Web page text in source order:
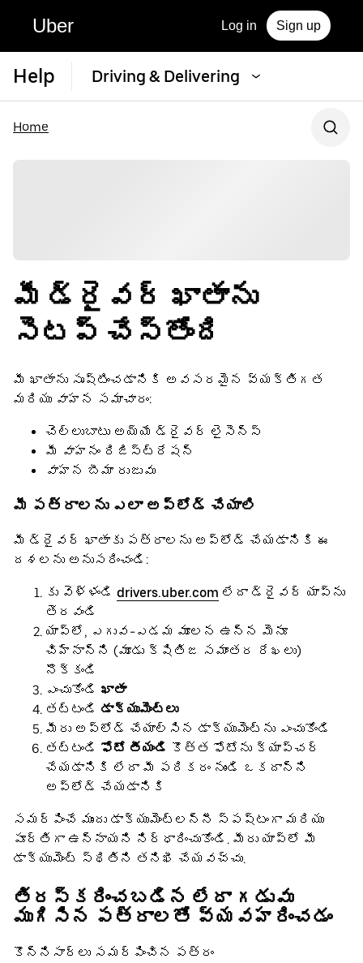
Uber Log in Sign up
Help Driving & Delivering
Home
మీ డ్రైవర్ ఖాతాను
సెటప్ చేస్తోంది
మీ ఖాతాను సృష్టించడానికి అవసరమైన వ్యక్తిగత
మరియు వాహన సమాచారం:
చెల్లుబాటు అయ్యే డ్రైవర్ లైసెన్స్
మీ వాహనం రిజిస్ట్రేషన్
వాహన బీమా రుజువు
మీ పత్రాలను ఎలా అప్‌లోడ్ చేయాలి
మీ డ్రైవర్ ఖాతాకు పత్రాలను అప్‌లోడ్ చేయడానికి ఈ
దశలను అనుసరించండి:
కు వెళ్ళండి drivers.uber.com లేదా డ్రైవర్ యాప్‌ను
తెరవండి
యాప్‌లో, ఎగువ-ఎడమ మూలన ఉన్న మెనూ
చిహ్నాన్ని (మూడు క్షితిజ సమాంతర రేఖలు)
నొక్కండి
ఎంచుకోండి ఖాతా
తట్టండి డాక్యుమెంట్‌లు
మీరు అప్‌లోడ్ చేయాల్సిన డాక్యుమెంట్‌ను ఎంచుకోండి
తట్టండి ఫోటో తీయండి కొత్త ఫోటోను క్యాప్చర్
చేయడానికి లేదా మీ పరికరం నుండి ఒకదాన్ని
అప్‌లోడ్ చేయడానికి
సమర్పించే ముందు డాక్యుమెంట్‌లన్నీ స్పష్టంగా మరియు
పూర్తిగా ఉన్నాయని నిర్ధారించుకోండి. మీరు యాప్‌లో మీ
డాక్యుమెంట్ స్థితిని తనిఖీ చేయవచ్చు.
తిరస్కరించబడిన లేదా గడువు
ముగిసిన పత్రాలతో వ్యవహరించడం
కొన్నిసార్లు సమర్పించిన పత్రం